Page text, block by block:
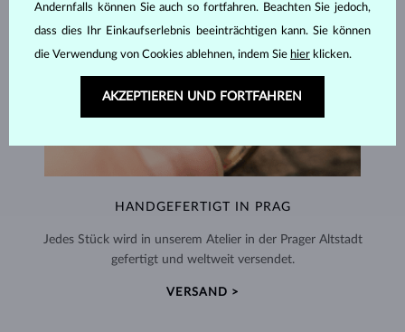
HANDGEFERTIGT IN PRAG
Jedes Stück wird in unserem Atelier in der Prager Altstadt
gefertigt und weltweit versendet.
VERSAND >
Andernfalls können Sie auch so fortfahren. Beachten Sie jedoch,
dass dies Ihr Einkaufserlebnis beeinträchtigen kann. Sie können
die Verwendung von Cookies ablehnen, indem Sie hier klicken.
AKZEPTIEREN UND FORTFAHREN